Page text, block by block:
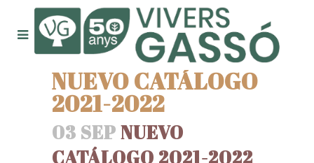
NUEVO CATÁLOGO
2021-2022
03 SEPNUEVO
CATÁLOGO 2021-2022